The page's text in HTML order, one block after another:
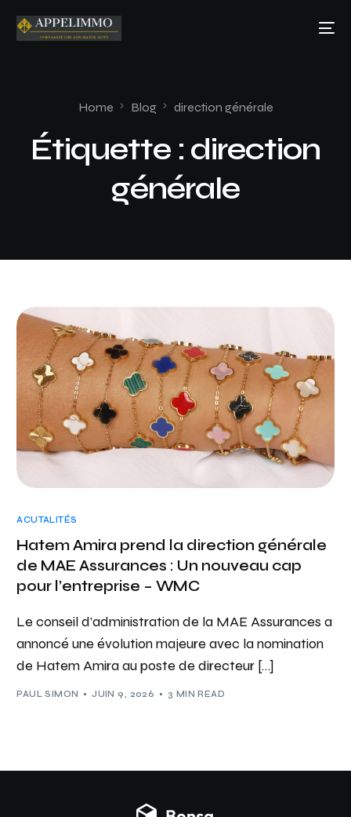
Home Blog direction générale
Étiquette : direction
générale
ACUTALITÉS
Hatem Amira prend la direction générale
de MAE Assurances : Un nouveau cap
pour l’entreprise – WMC
Le conseil d’administration de la MAE Assurances a
annoncé une évolution majeure avec la nomination
de Hatem Amira au poste de directeur […]
PAUL SIMON JUIN 9, 2026 3 MIN READ